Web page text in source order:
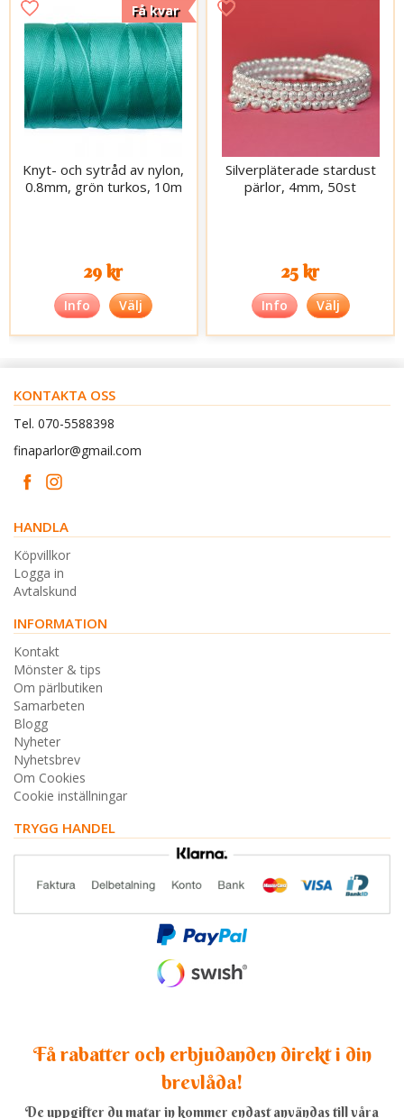
Få kvar
Knyt- och sytråd av nylon,
0.8mm, grön turkos, 10m
29 kr
Info Välj
Silverpläterade stardust
pärlor, 4mm, 50st
25 kr
Info Välj
KONTAKTA OSS
Tel. 070-5588398
finaparlor@gmail.com
HANDLA
Köpvillkor
Logga in
Avtalskund
INFORMATION
Kontakt
Mönster & tips
Om pärlbutiken
Samarbeten
Blogg
Nyheter
Nyhetsbrev
Om Cookies
Cookie inställningar
TRYGG HANDEL
Få rabatter och erbjudanden direkt i din
brevlåda!
De uppgifter du matar in kommer endast användas till våra